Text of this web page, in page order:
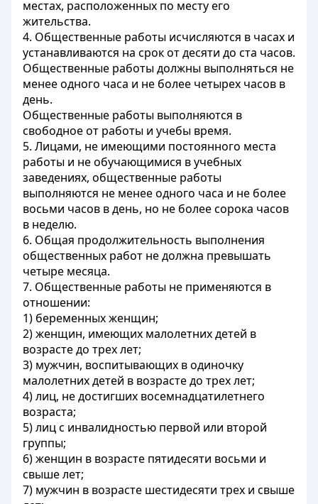
местах, расположенных по месту его
жительства.
4. Общественные работы исчисляются в часах и
устанавливаются на срок от десяти до ста часов.
Общественные работы должны выполняться не
менее одного часа и не более четырех часов в
день.
Общественные работы выполняются в
свободное от работы и учебы время.
5. Лицами, не имеющими постоянного места
работы и не обучающимися в учебных
заведениях, общественные работы
выполняются не менее одного часа и не более
восьми часов в день, но не более сорока часов
в неделю.
6. Общая продолжительность выполнения
общественных работ не должна превышать
четыре месяца.
7. Общественные работы не применяются в
отношении:
1) беременных женщин;
2) женщин, имеющих малолетних детей в
возрасте до трех лет;
3) мужчин, воспитывающих в одиночку
малолетних детей в возрасте до трех лет;
4) лиц, не достигших восемнадцатилетнего
возраста;
5) лиц с инвалидностью первой или второй
группы;
6) женщин в возрасте пятидесяти восьми и
свыше лет;
7) мужчин в возрасте шестидесяти трех и свыше